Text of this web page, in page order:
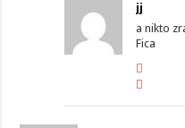
jj
a nikto
Fica